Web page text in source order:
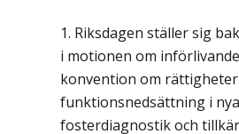
Riksdagen ställer sig
i motionen om
konvention om
funktionsnedsättning i
fosterdiagnostik och